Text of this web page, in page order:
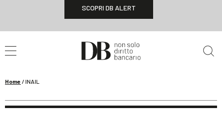
SCOPRI DB ALERT
Home /INAIL